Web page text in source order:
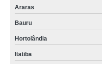
Araras
Bauru
Hortolândia
Itatiba